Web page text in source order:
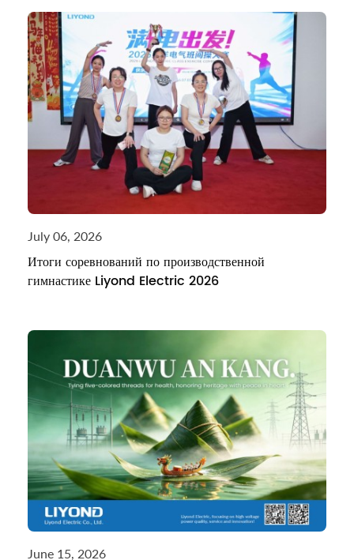
July 06, 2026
Итоги соревнований по производственной
гимнастике Liyond Electric 2026
June 15, 2026